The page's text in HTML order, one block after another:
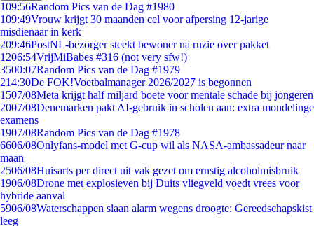
109:56Random Pics van de Dag #1980
109:49Vrouw krijgt 30 maanden cel voor afpersing 12-jarige
misdienaar in kerk
209:46PostNL-bezorger steekt bewoner na ruzie over pakket
1206:54VrijMiBabes #316 (not very sfw!)
3500:07Random Pics van de Dag #1979
214:30De FOK!Voetbalmanager 2026/2027 is begonnen
1507/08Meta krijgt half miljard boete voor mentale schade bij jongeren
2007/08Denemarken pakt AI-gebruik in scholen aan: extra mondelinge
examens
1907/08Random Pics van de Dag #1978
6606/08Onlyfans-model met G-cup wil als NASA-ambassadeur naar
maan
2506/08Huisarts per direct uit vak gezet om ernstig alcoholmisbruik
1906/08Drone met explosieven bij Duits vliegveld voedt vrees voor
hybride aanval
5906/08Waterschappen slaan alarm wegens droogte: Gereedschapskist
leeg